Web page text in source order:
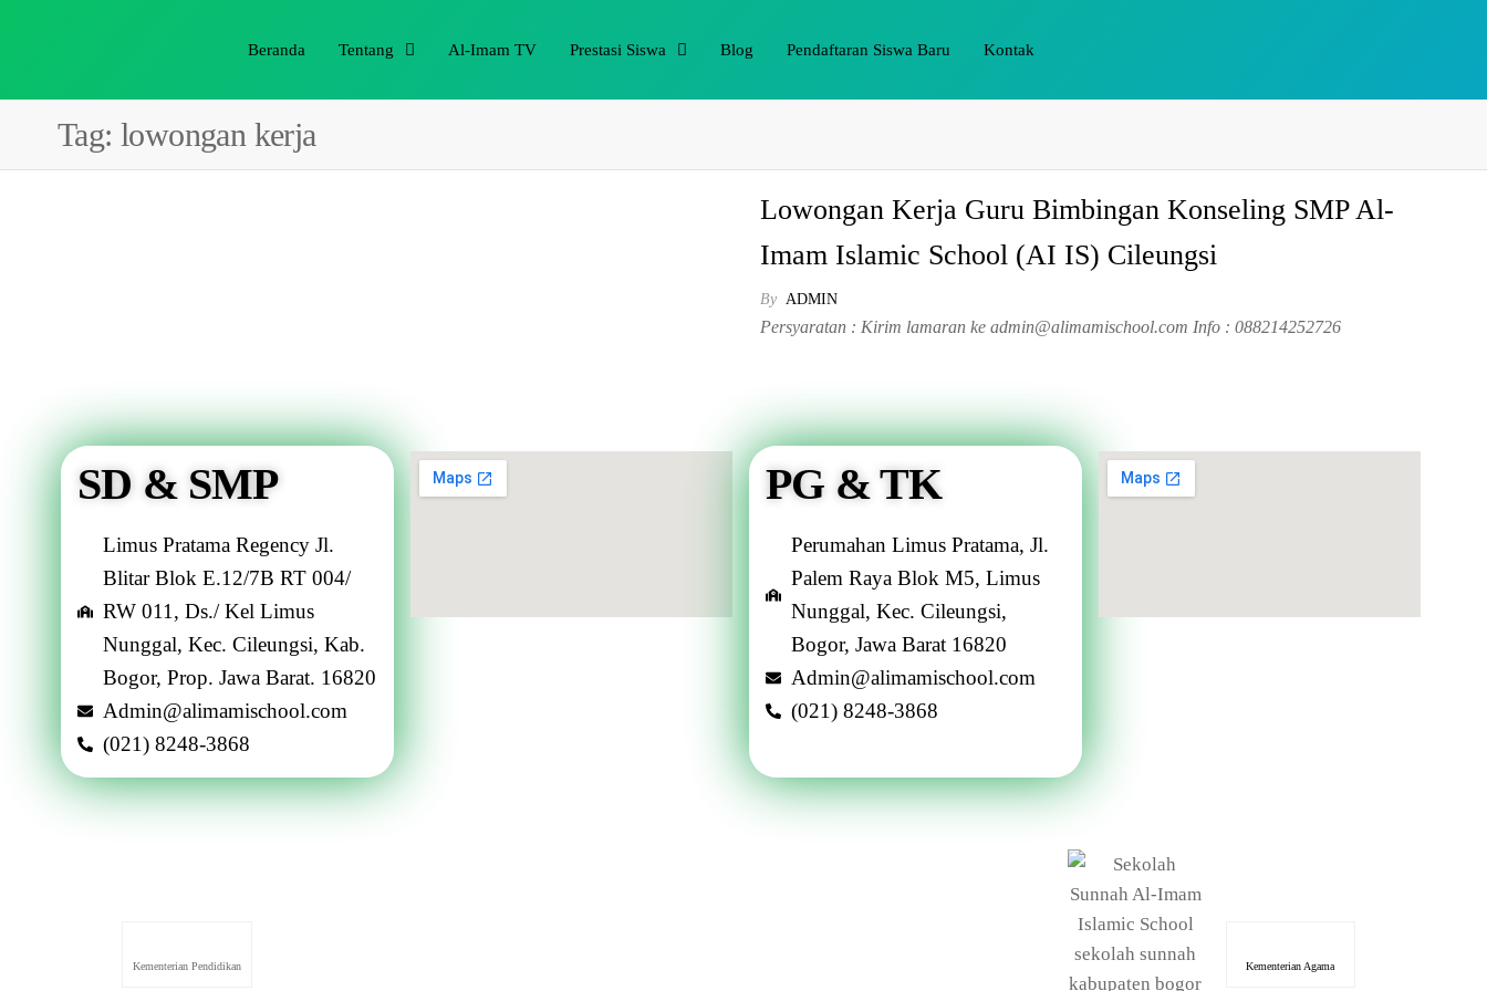
Beranda Tentang Al-Imam TV Prestasi Siswa Blog Pendaftaran Siswa Baru Kontak
Tag: lowongan kerja
Lowongan Kerja Guru Bimbingan Konseling SMP Al-
Imam Islamic School (AI IS) Cileungsi
By ADMIN
Persyaratan : Kirim lamaran ke admin@alimamischool.com Info : 088214252726
SD & SMP
Limus Pratama Regency Jl.
Blitar Blok E.12/7B RT 004/
RW 011, Ds./ Kel Limus
Nunggal, Kec. Cileungsi, Kab.
Bogor, Prop. Jawa Barat. 16820
Admin@alimamischool.com
(021) 8248-3868
PG & TK
Perumahan Limus Pratama, Jl.
Palem Raya Blok M5, Limus
Nunggal, Kec. Cileungsi,
Bogor, Jawa Barat 16820
Admin@alimamischool.com
(021) 8248-3868
Kementerian Pendidikan Kementerian Agama